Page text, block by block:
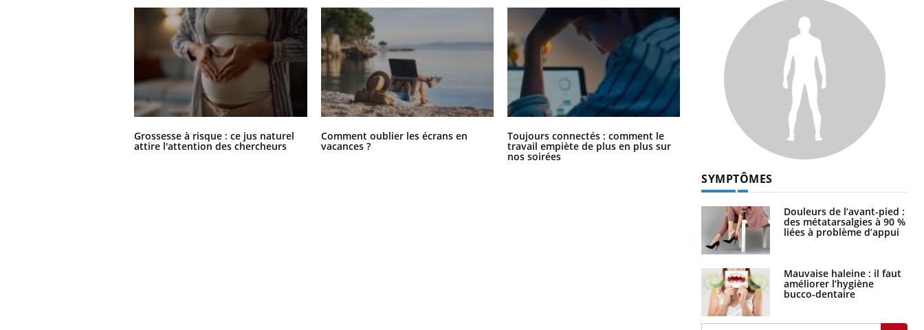
Grossesse à risque : ce jus naturel
attire l'attention des chercheurs
Comment oublier les écrans en
vacances ?
Toujours connectés : comment le
travail empiète de plus en plus sur
nos soirées
Cancer colorectal : une stratégie
simple aurait changé la donne au
SYMPTÔMES
Douleurs de l’avant-pied :
des métatarsalgies à 90 %
liées à problème d’appui
Mauvaise haleine : il faut
améliorer l’hygiène
bucco-dentaire